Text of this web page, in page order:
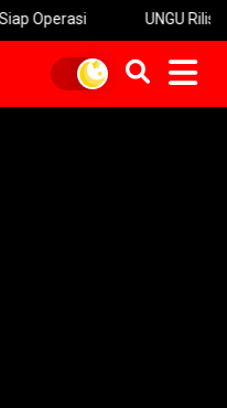
UNGU Rilis Video Musik